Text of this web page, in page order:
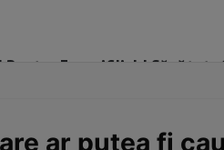
Pentru FemeiClick! Sănătate
ar putea fi